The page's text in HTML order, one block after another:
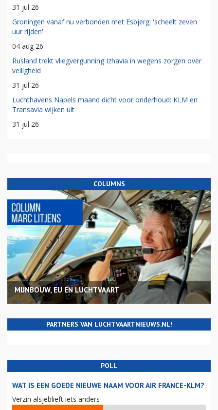
31 jul 26
Groningen vanaf nu verbonden met Esbjerg: 'scheelt zeven
uur rijden'
04 aug 26
Rusland trekt vliegvergunning Izhavia in wegens zorgen over
veiligheid
31 jul 26
Luchthavens Napels maand dicht voor onderhoud: KLM en
Transavia wijken uit
31 jul 26
COLUMNS
MIJNBOUW, EU EN LUCHTVAART
PARTNERS VAN LUCHTVAARTNIEUWS.NL!
POLL
WAT IS EEN GOEDE NIEUWE NAAM VOOR AIR FRANCE-KLM?
Verzin alsjeblieft iets anders